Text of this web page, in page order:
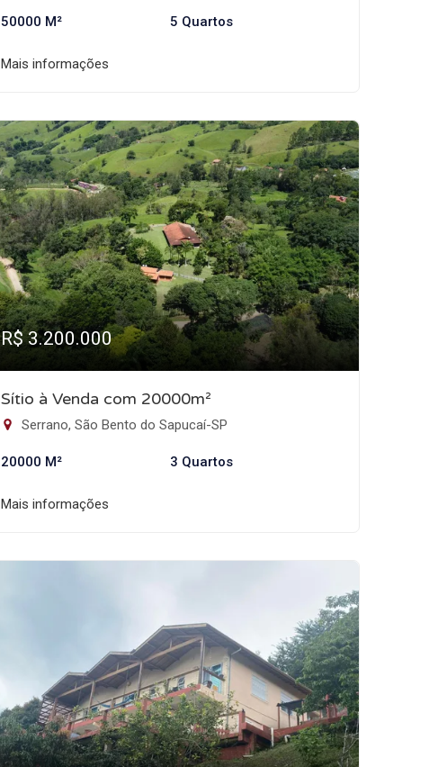
50000 M² 5 Quartos
Mais informações
R$ 3.200.000
Sítio à Venda com 20000m²
Serrano, São Bento do Sapucaí-SP
20000 M² 3 Quartos
Mais informações